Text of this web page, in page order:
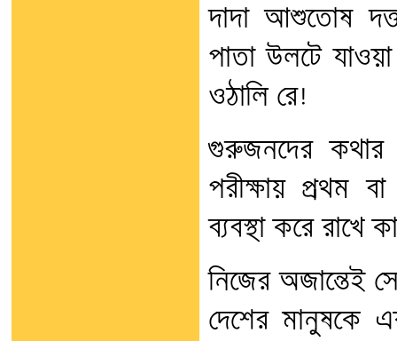
দাদা আশুতোষ
পাতা উলটে
ওঠালি রে!
গুরুজনদের কথার
পরীক্ষায় প্রথম
ব্যবস্থা করে রাখে
নিজের অজান্তেই
দেশের মানুষকে